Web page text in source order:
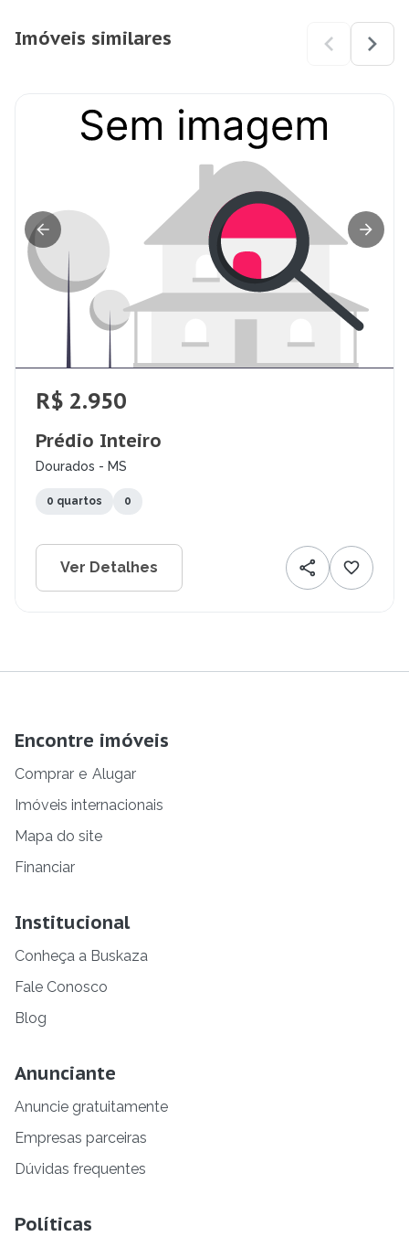
Imóveis similares
R$ 2.950
Prédio Inteiro
Dourados - MS
0 quartos 0
Ver Detalhes
Encontre imóveis
Comprar e Alugar
Imóveis internacionais
Mapa do site
Financiar
Institucional
Conheça a Buskaza
Fale Conosco
Blog
Anunciante
Anuncie gratuitamente
Empresas parceiras
Dúvidas frequentes
Políticas